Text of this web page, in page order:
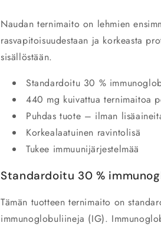
Naudan ternimaito on lehmien
rasvapitoisuudestaan ja korkeasta
sisällöstään.
Standardoitu 30 %
440 mg kuivattua ternimaitoa
Puhdas tuote – ilman
Korkealaatuinen ravintolisä
Tukee immuunijärjestelmää
Standardoitu 30 %
Tämän tuotteen ternimaito on
immunoglobuliineja (IG).